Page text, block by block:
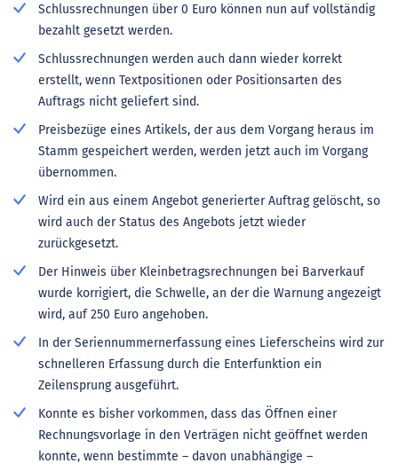
Schlussrechnungen über 0 Euro können nun auf vollständig
bezahlt gesetzt werden.
Schlussrechnungen werden auch dann wieder korrekt
erstellt, wenn Textpositionen oder Positionsarten des
Auftrags nicht geliefert sind.
Preisbezüge eines Artikels, der aus dem Vorgang heraus im
Stamm gespeichert werden, werden jetzt auch im Vorgang
übernommen.
Wird ein aus einem Angebot generierter Auftrag gelöscht, so
wird auch der Status des Angebots jetzt wieder
zurückgesetzt.
Der Hinweis über Kleinbetragsrechnungen bei Barverkauf
wurde korrigiert, die Schwelle, an der die Warnung angezeigt
wird, auf 250 Euro angehoben.
In der Seriennummernerfassung eines Lieferscheins wird zur
schnelleren Erfassung durch die Enterfunktion ein
Zeilensprung ausgeführt.
Konnte es bisher vorkommen, dass das Öffnen einer
Rechnungsvorlage in den Verträgen nicht geöffnet werden
konnte, wenn bestimmte – davon unabhängige –